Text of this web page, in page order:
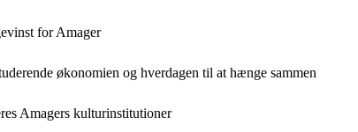
for Amager
økonomien og hverdagen til at hænge sammen
Amagers kulturinstitutioner